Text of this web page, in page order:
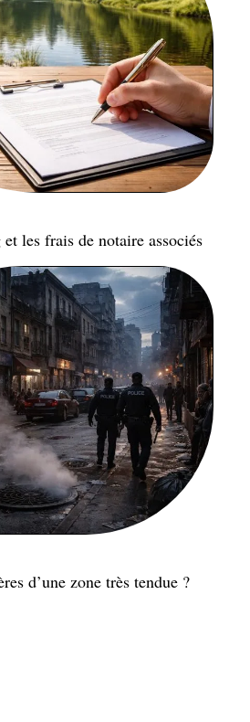
et les frais de notaire associés
d’une zone très tendue ?